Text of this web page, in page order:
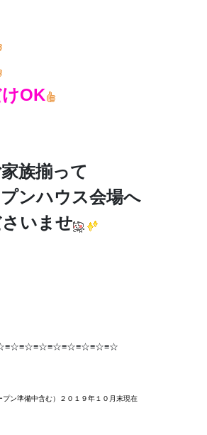
OK
族揃って
ンハウス会場へ
いませ
プン準備中含む）２０１９年１０月末現在